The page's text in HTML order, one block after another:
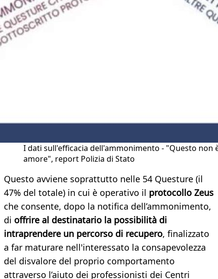
I dati sull'efficacia dell'ammonimento - "Questo non
amore", report Polizia di Stato
Questo avviene soprattutto nelle 54 Questure (il
47% del totale) in cui è operativo il protocollo Zeus
che consente, dopo la notifica dell’ammonimento,
di offrire al destinatario la possibilità di
intraprendere un percorso di recupero, finalizzato
a far maturare nell'interessato la consapevolezza
del disvalore del proprio comportamento
attraverso l’aiuto dei professionisti dei Centri